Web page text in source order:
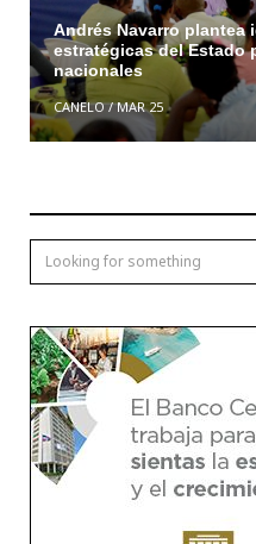
Andrés Navarro plantea
estratégicas del Estado
nacionales
CANELO/MAR 25